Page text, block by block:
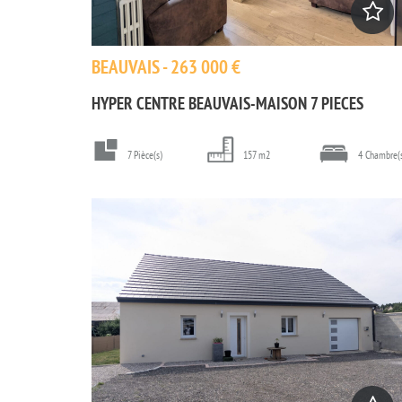
BEAUVAIS - 263 000 €
HYPER CENTRE BEAUVAIS-MAISON 7 PIECES
7 Pièce(s) 157 m2 4